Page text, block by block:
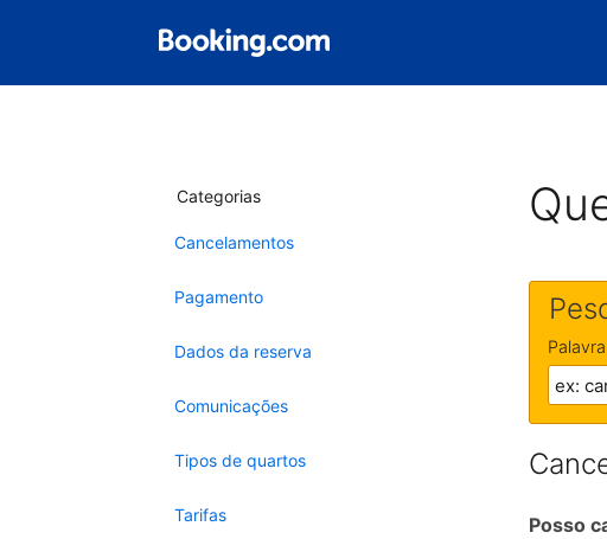
Categorias
Cancelamentos
Pagamento
Dados da reserva
Comunicações
Tipos de quartos
Tarifas Posso